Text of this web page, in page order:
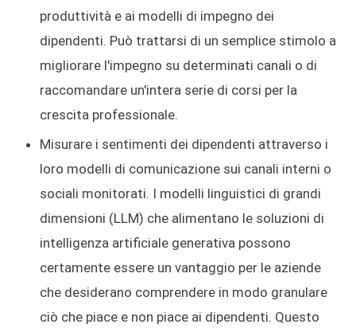
produttività e ai modelli di impegno dei
dipendenti. Può trattarsi di un semplice stimolo a
migliorare l'impegno su determinati canali o di
raccomandare un'intera serie di corsi per la
crescita professionale.
Misurare i sentimenti dei dipendenti attraverso i
loro modelli di comunicazione sui canali interni o
sociali monitorati. I modelli linguistici di grandi
dimensioni (LLM) che alimentano le soluzioni di
intelligenza artificiale generativa possono
certamente essere un vantaggio per le aziende
che desiderano comprendere in modo granulare
ciò che piace e non piace ai dipendenti. Questo